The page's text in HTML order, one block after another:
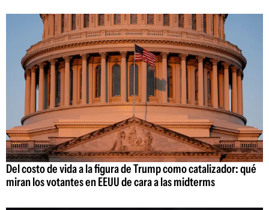
Del costo de vida a la figura de Trump como catalizador: qué
miran los votantes en EEUU de cara a las midterms